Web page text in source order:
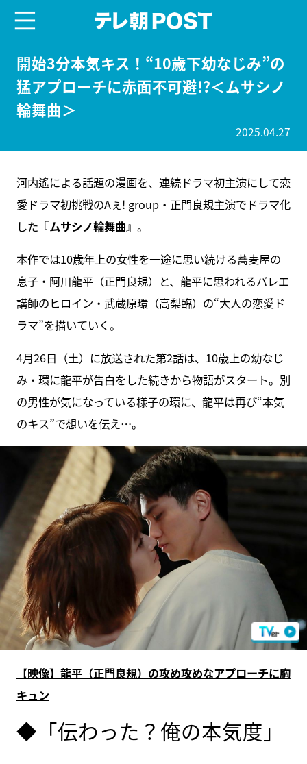
開始3分本気キス！“10歳下幼なじみ”の
猛アプローチに赤面不可避!?＜ムサシノ
輪舞曲＞
2025.04.27
河内遙による話題の漫画を、連続ドラマ初主演にして恋
愛ドラマ初挑戦のAぇ! group・正門良規主演でドラマ化
した『ムサシノ輪舞曲』。
本作では10歳年上の女性を一途に思い続ける蕎麦屋の
息子・阿川龍平（正門良規）と、龍平に思われるバレエ
講師のヒロイン・武蔵原環（高梨臨）の“大人の恋愛ド
ラマ”を描いていく。
4月26日（土）に放送された第2話は、10歳上の幼なじ
み・環に龍平が告白をした続きから物語がスタート。別
の男性が気になっている様子の環に、龍平は再び“本気
のキス”で想いを伝え…。
【映像】龍平（正門良規）の攻め攻めなアプローチに胸
キュン
◆「伝わった？俺の本気度」